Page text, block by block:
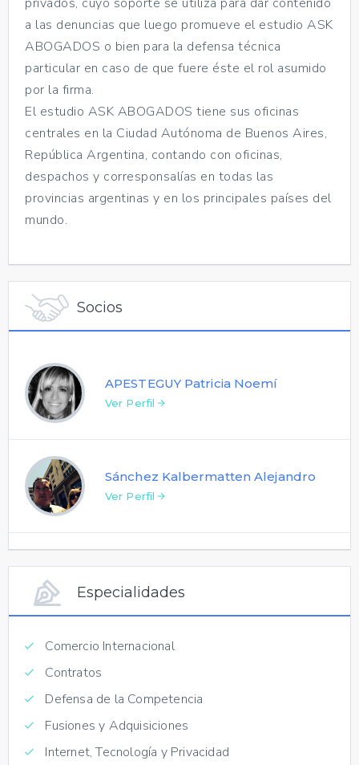
a las denuncias que luego promueve el estudio ASK
ABOGADOS o bien para la defensa técnica
particular en caso de que fuere éste el rol asumido
por la firma.
El estudio ASK ABOGADOS tiene sus oficinas
centrales en la Ciudad Autónoma de Buenos Aires,
República Argentina, contando con oficinas,
despachos y corresponsalías en todas las
provincias argentinas y en los principales países del
mundo.
Socios
APESTEGUY Patricia Noemí
Ver Perfil
Sánchez Kalbermatten Alejandro
Ver Perfil
Especialidades
Comercio Internacional
Contratos
Defensa de la Competencia
Fusiones y Adquisiciones
Internet, Tecnología y Privacidad